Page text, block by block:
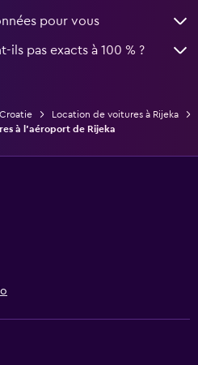
pour vous
ils pas exacts à 100 % ?
Location de voitures à Rijeka
à l'aéroport de Rijeka